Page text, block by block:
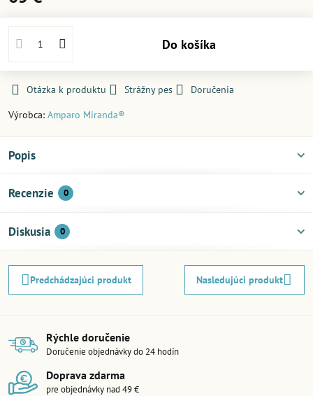
Do košíka
Otázka k produktu Strážny pes
Doručenia
Výrobca: Amparo Miranda®
Popis
Recenzie 0
Diskusia 0
Predchádzajúci produkt Nasledujúci produkt
Rýchle doručenie
Doručenie objednávky do 24 hodín
Doprava zdarma
pre objednávky nad 49 €